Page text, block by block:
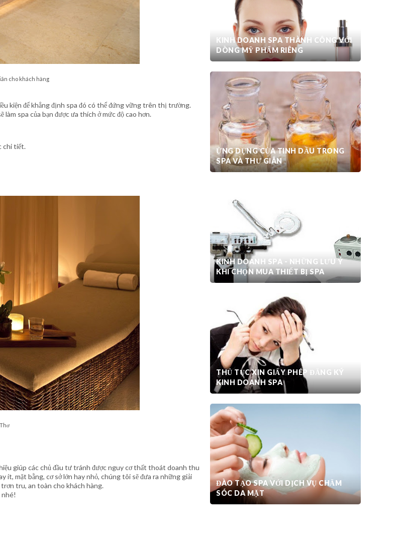
cho khách hàng
kiện để khẳng định spa đó có thể đứng vững trên thị trường.
spa của bạn được ưa thích ở mức độ cao hơn.
chi tiết.
giúp các chủ đầu tư tránh được nguy cơ thất thoát doanh thu
mặt bằng, cơ sở lớn hay nhỏ, chúng tôi sẽ đưa ra những giải
tru, an toàn cho khách hàng.
KINH DOANH SPA THÀNH CÔNG VỚI
DÒNG MỸ PHẨM RIÊNG
ỨNG DỤNG CỦA TINH DẦU TRONG
SPA VÀ THƯ GIÃN
KINH DOANH SPA - NHỮNG LƯU Ý
KHI CHỌN MUA THIẾT BỊ SPA
THỦ TỤC XIN GIẤY PHÉP ĐĂNG KÝ
KINH DOANH SPA
ĐÀO TẠO SPA VỚI DỊCH VỤ CHĂM
SÓC DA MẶT